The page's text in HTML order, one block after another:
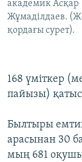
академик Асқар
Жұмаділдаев.
қордағы сурет).
168 үміткер
пайызы)
Былтыры
арасынан 30
мың 681